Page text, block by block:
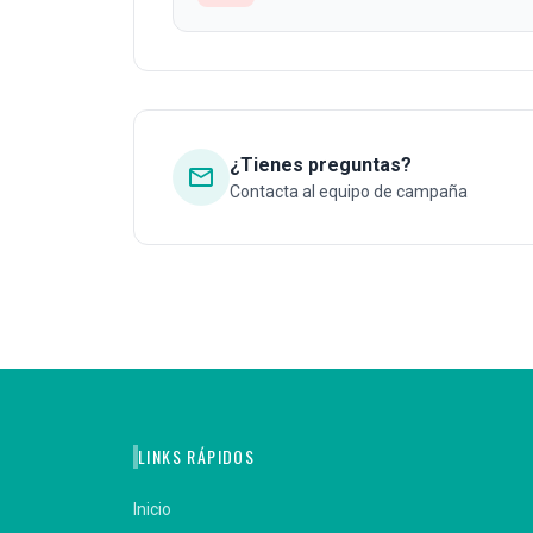
mail ¿Tienes preguntas?
Contacta al equipo de campaña
LINKS RÁPIDOS
Inicio